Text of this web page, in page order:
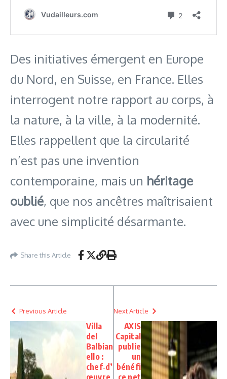
Des initiatives émergent en Europe
du Nord, en Suisse, en France. Elles
interrogent notre rapport au corps, à
la nature, à la ville, à la modernité.
Elles rappellent que la circularité
n’est pas une invention
contemporaine, mais un héritage
oublié, que nos ancêtres maîtrisaient
avec une simplicité désarmante.
Share this Article
Previous Article
Villa
del
Balbian
ello :
chef‑d’
Next Article
AXIS
Capital
publie
un
bénéfi